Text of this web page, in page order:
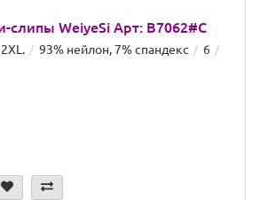
слипы WeiyeSi Арт: B7062#C
93% нейлон, 7% спандекс
6